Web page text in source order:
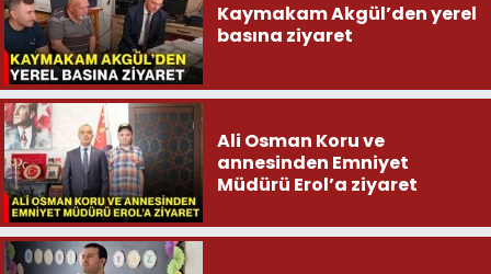
Kaymakam Akgül’den yerel
basına ziyaret
Ali Osman Koru ve
annesinden Emniyet
Müdürü Erol’a ziyaret